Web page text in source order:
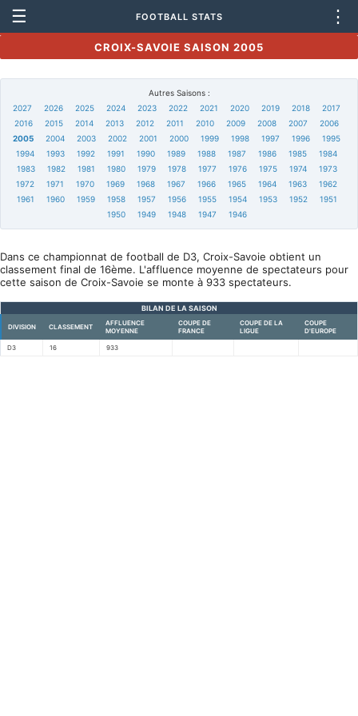
☰ FOOTBALL STATS ⋮
CROIX-SAVOIE SAISON 2005
Autres Saisons :
2027
2026 2025 2024 2023 2022 2021 2020 2019 2018
2017
2016
2015 2014 2013 2012 2011 2010 2009 2008 2007
2006
2005
2004 2003 2002 2001 2000 1999 1998 1997 1996
1995
1994
1993 1992 1991 1990 1989 1988 1987 1986 1985
1984
1983
1982 1981 1980 1979 1978 1977 1976 1975 1974
1973
1972
1971 1970 1969 1968 1967 1966 1965 1964 1963
1962
1961
1960 1959 1958 1957 1956 1955 1954 1953 1952
1951
1950
1949 1948 1947 1946
Dans ce championnat de football de D3, Croix-Savoie obtient un
classement final de 16ème. L'affluence moyenne de spectateurs pour
cette saison de Croix-Savoie se monte à 933 spectateurs.
BILAN DE LA SAISON
DIVISION CLASSEMENT
AFFLUENCE
MOYENNE
COUPE DE
FRANCE
COUPE DE LA
LIGUE
COUPE
D'EUROPE
D3 16 933